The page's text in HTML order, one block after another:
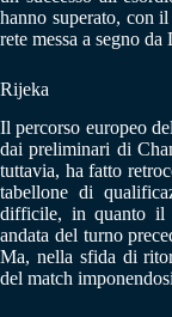
hanno superato, con
rete messa a segno
Rijeka
Il percorso europeo del
dai preliminari di
tuttavia, ha fatto
tabellone di
difficile, in quanto il
andata del turno
Ma, nella sfida di
del match